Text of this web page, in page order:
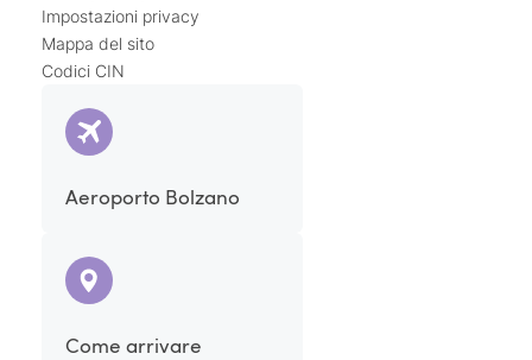
Impostazioni privacy
Mappa del sito
Codici CIN
Aeroporto Bolzano
Come arrivare